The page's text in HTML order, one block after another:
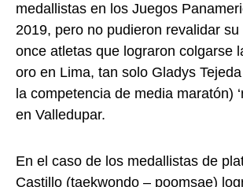
medallistas en los Juegos
2019, pero no pudieron revalidar
once atletas que lograron colgarse
oro en Lima, tan solo Gladys
la competencia de media maratón)
en Valledupar.
En el caso de los medallistas de
Castillo (taekwondo – poomsae)